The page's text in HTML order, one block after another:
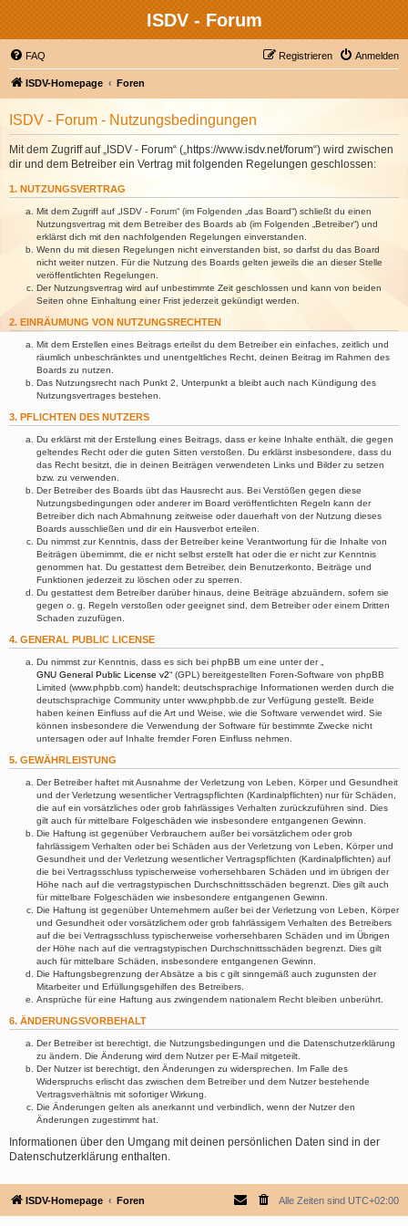
ISDV - Forum
FAQ Anmelden
Registrieren
ISDV-Homepage Foren
ISDV - Forum - Nutzungsbedingungen
Mit dem Zugriff auf „ISDV - Forum“ („https://www.isdv.net/forum“) wird zwischen
dir und dem Betreiber ein Vertrag mit folgenden Regelungen geschlossen:
1. NUTZUNGSVERTRAG
Mit dem Zugriff auf „ISDV - Forum“ (im Folgenden „das Board“) schließt du einen
Nutzungsvertrag mit dem Betreiber des Boards ab (im Folgenden „Betreiber“) und
erklärst dich mit den nachfolgenden Regelungen einverstanden.
Wenn du mit diesen Regelungen nicht einverstanden bist, so darfst du das Board
nicht weiter nutzen. Für die Nutzung des Boards gelten jeweils die an dieser Stelle
veröffentlichten Regelungen.
Der Nutzungsvertrag wird auf unbestimmte Zeit geschlossen und kann von beiden
Seiten ohne Einhaltung einer Frist jederzeit gekündigt werden.
2. EINRÄUMUNG VON NUTZUNGSRECHTEN
Mit dem Erstellen eines Beitrags erteilst du dem Betreiber ein einfaches, zeitlich und
räumlich unbeschränktes und unentgeltliches Recht, deinen Beitrag im Rahmen des
Boards zu nutzen.
Das Nutzungsrecht nach Punkt 2, Unterpunkt a bleibt auch nach Kündigung des
Nutzungsvertrages bestehen.
3. PFLICHTEN DES NUTZERS
Du erklärst mit der Erstellung eines Beitrags, dass er keine Inhalte enthält, die gegen
geltendes Recht oder die guten Sitten verstoßen. Du erklärst insbesondere, dass du
das Recht besitzt, die in deinen Beiträgen verwendeten Links und Bilder zu setzen
bzw. zu verwenden.
Der Betreiber des Boards übt das Hausrecht aus. Bei Verstößen gegen diese
Nutzungsbedingungen oder anderer im Board veröffentlichten Regeln kann der
Betreiber dich nach Abmahnung zeitweise oder dauerhaft von der Nutzung dieses
Boards ausschließen und dir ein Hausverbot erteilen.
Du nimmst zur Kenntnis, dass der Betreiber keine Verantwortung für die Inhalte von
Beiträgen übernimmt, die er nicht selbst erstellt hat oder die er nicht zur Kenntnis
genommen hat. Du gestattest dem Betreiber, dein Benutzerkonto, Beiträge und
Funktionen jederzeit zu löschen oder zu sperren.
Du gestattest dem Betreiber darüber hinaus, deine Beiträge abzuändern, sofern sie
gegen o. g. Regeln verstoßen oder geeignet sind, dem Betreiber oder einem Dritten
Schaden zuzufügen.
4. GENERAL PUBLIC LICENSE
Du nimmst zur Kenntnis, dass es sich bei phpBB um eine unter der „
GNU General Public License v2“ (GPL) bereitgestellten Foren-Software von phpBB
Limited (www.phpbb.com) handelt; deutschsprachige Informationen werden durch die
deutschsprachige Community unter www.phpbb.de zur Verfügung gestellt. Beide
haben keinen Einfluss auf die Art und Weise, wie die Software verwendet wird. Sie
können insbesondere die Verwendung der Software für bestimmte Zwecke nicht
untersagen oder auf Inhalte fremder Foren Einfluss nehmen.
5. GEWÄHRLEISTUNG
Der Betreiber haftet mit Ausnahme der Verletzung von Leben, Körper und Gesundheit
und der Verletzung wesentlicher Vertragspflichten (Kardinalpflichten) nur für Schäden,
die auf ein vorsätzliches oder grob fahrlässiges Verhalten zurückzuführen sind. Dies
gilt auch für mittelbare Folgeschäden wie insbesondere entgangenen Gewinn.
Die Haftung ist gegenüber Verbrauchern außer bei vorsätzlichem oder grob
fahrlässigem Verhalten oder bei Schäden aus der Verletzung von Leben, Körper und
Gesundheit und der Verletzung wesentlicher Vertragspflichten (Kardinalpflichten) auf
die bei Vertragsschluss typischerweise vorhersehbaren Schäden und im übrigen der
Höhe nach auf die vertragstypischen Durchschnittsschäden begrenzt. Dies gilt auch
für mittelbare Folgeschäden wie insbesondere entgangenen Gewinn.
Die Haftung ist gegenüber Unternehmern außer bei der Verletzung von Leben, Körper
und Gesundheit oder vorsätzlichem oder grob fahrlässigem Verhalten des Betreibers
auf die bei Vertragsschluss typischerweise vorhersehbaren Schäden und im Übrigen
der Höhe nach auf die vertragstypischen Durchschnittsschäden begrenzt. Dies gilt
auch für mittelbare Schäden, insbesondere entgangenen Gewinn.
Die Haftungsbegrenzung der Absätze a bis c gilt sinngemäß auch zugunsten der
Mitarbeiter und Erfüllungsgehilfen des Betreibers.
Ansprüche für eine Haftung aus zwingendem nationalem Recht bleiben unberührt.
6. ÄNDERUNGSVORBEHALT
Der Betreiber ist berechtigt, die Nutzungsbedingungen und die Datenschutzerklärung
zu ändern. Die Änderung wird dem Nutzer per E-Mail mitgeteilt.
Der Nutzer ist berechtigt, den Änderungen zu widersprechen. Im Falle des
Widerspruchs erlischt das zwischen dem Betreiber und dem Nutzer bestehende
Vertragsverhältnis mit sofortiger Wirkung.
Die Änderungen gelten als anerkannt und verbindlich, wenn der Nutzer den
Änderungen zugestimmt hat.
Informationen über den Umgang mit deinen persönlichen Daten sind in der
Datenschutzerklärung enthalten.
ISDV-Homepage Foren Alle Zeiten sind UTC+02:00